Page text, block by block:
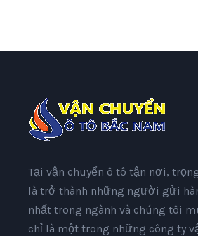
Tại vận chuyển ô tô tận nơi,
là trở thành những người gửi
nhất trong ngành và chúng tôi
chỉ là một trong những công ty